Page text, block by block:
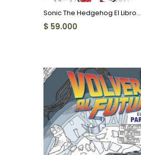
Sonic The Hedgehog El Libro...
$ 59.000